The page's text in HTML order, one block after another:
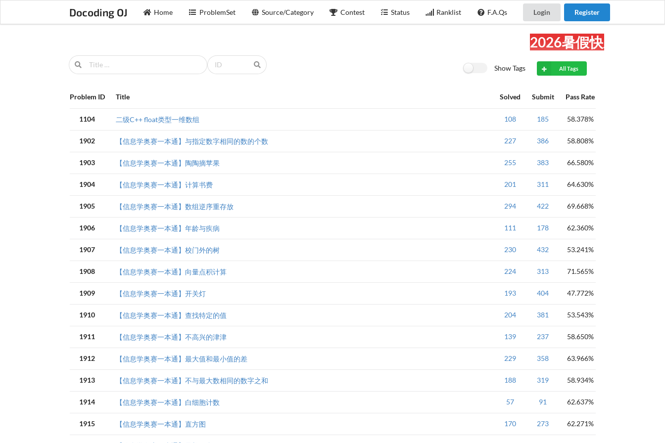
Docoding OJ Home ProblemSet Source/Category Contest Status Ranklist F.A.Qs Login Register
2026暑假快乐!
Show Tags All Tags
Problem ID Title Solved Submit Pass Rate
1104 二级C++ float类型一维数组 easy 一维数组 基础
108 185 58.378%
1902 【信息学奥赛一本通】与指定数字相同的数的个数 基础 一维数组
227 386 58.808%
1903 【信息学奥赛一本通】陶陶摘苹果 基础 一维数组 黄金
255 383 66.580%
1904 【信息学奥赛一本通】计算书费 基础 一维数组 黄金
201 311 64.630%
1905 【信息学奥赛一本通】数组逆序重存放 基础 一维数组 黄金
294 422 69.668%
1906 【信息学奥赛一本通】年龄与疾病 基础 一维数组 黄金
111 178 62.360%
1907 【信息学奥赛一本通】校门外的树 基础 一维数组
230 432 53.241%
1908 【信息学奥赛一本通】向量点积计算 基础 一维数组 黄金
224 313 71.565%
1909 【信息学奥赛一本通】开关灯 基础 一维数组 黄金 双重循环
193 404 47.772%
1910 【信息学奥赛一本通】查找特定的值 基础 一维数组
204 381 53.543%
1911 【信息学奥赛一本通】不高兴的津津 基础 一维数组
139 237 58.650%
1912 【信息学奥赛一本通】最大值和最小值的差 基础 一维数组 黄金
229 358 63.966%
1913 【信息学奥赛一本通】不与最大数相同的数字之和 基础 一维数组
188 319 58.934%
1914 【信息学奥赛一本通】白细胞计数 一维数组 黄金
57 91 62.637%
1915 【信息学奥赛一本通】直方图 基础 一维数组 黄金 桶排序
170 273 62.271%